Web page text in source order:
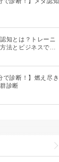
知とは？トレーニ
法とビジネスで…
で診断！】燃え尽き
診断